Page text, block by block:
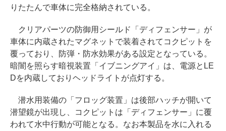
りたたんで車体に完全格納されている。
クリアパーツの防御用シールド「ディフェンサー」が
車体に内蔵されたマグネットで装着されてコクピットを
覆っており、防弾・防水効果がある設定となっている。
暗闇を照らす暗視装置「イブニングアイ」は、電源とLE
Dを内蔵しておりヘッドライトが点灯する。
潜水用装備の「フロッグ装置」は後部ハッチが開いて
潜望鏡が出現し、コクピットは「ディフェンサー」に覆
われて水中行動が可能となる。なお本製品を水に入れる